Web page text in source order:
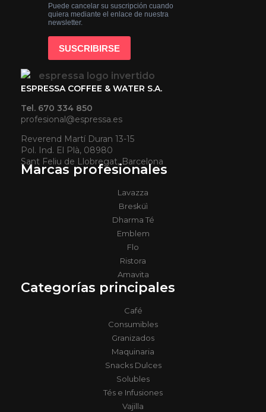
ESPRESSA COFFEE & WATER S.A.
Tel. 670 334 850
profesional@espressa.es
Reverend Martí Duran 13-15
Pol. Ind. El Plà, 08980
Sant Feliu de Llobregat, Barcelona
Marcas profesionales
Lavazza
Bresküì
Dharma Té
Emblem
Flo
Ristora
Amavita
Categorías principales
Café
Consumibles
Granizados
Maquinaria
Snacks Dulces
Solubles
Tés e Infusiones
Vajilla